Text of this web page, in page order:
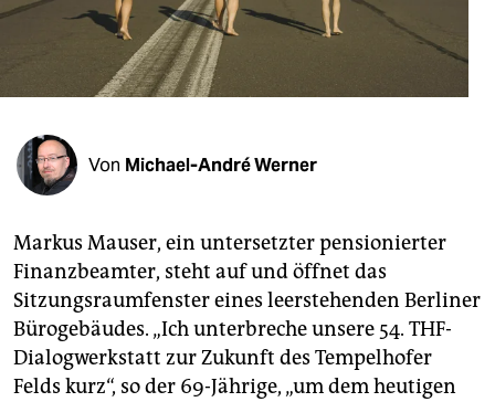
verlag
veranstaltungen
fragen & hilfe
unterstützen
abo
genossenschaft
epaper login
Von Michael-André Werner
Markus Mauser, ein untersetzter pensionierter
Finanzbeamter, steht auf und öffnet das
Sitzungsraumfenster eines leerstehenden Berliner
Bürogebäudes. „Ich unterbreche unsere 54. THF-
Dialogwerkstatt zur Zukunft des Tempelhofer
Felds kurz“, so der 69-Jährige, „um dem heutigen